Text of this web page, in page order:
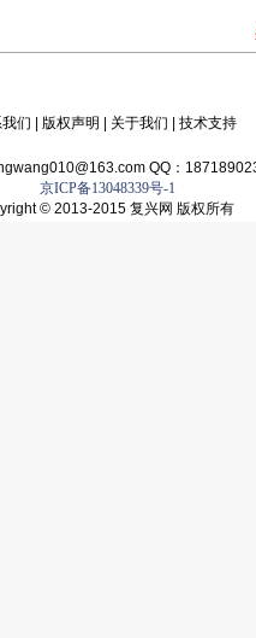
们 版权声明 关于我们 技术支持
QQ：
京ICP备13048339号-1
© 2013-2015 复兴网 版权所有